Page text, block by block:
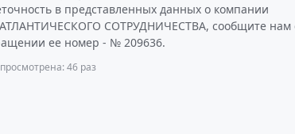
в представленных данных о компании
СОТРУДНИЧЕСТВА, сообщите нам
ее номер - № 209636.
46 раз